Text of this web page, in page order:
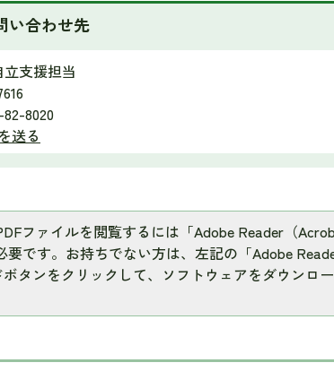
い合わせ先
支援担当
8020
送る
ファイルを閲覧するには「Adobe Reader（
要です。お持ちでない方は、左記の「Adobe
タンをクリックして、ソフトウェアをダウンロ